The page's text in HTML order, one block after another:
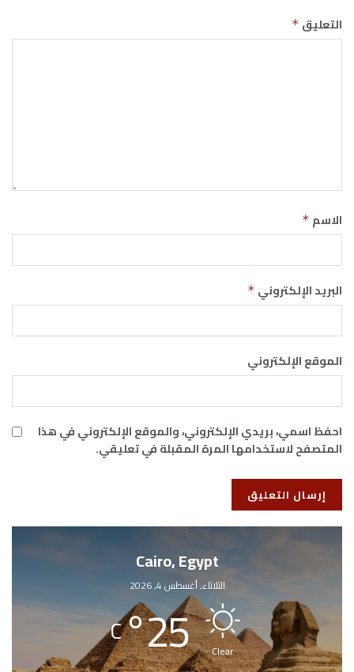
التعليق *
الاسم *
البريد الإلكتروني *
الموقع الإلكتروني
احفظ اسمي، بريدي الإلكتروني، والموقع الإلكتروني في هذا
المتصفح لاستخدامها المرة المقبلة في تعليقي.
Cairo, Egypt
الثلاثاء, أغسطس 4, 2026
Clear
25
°
C